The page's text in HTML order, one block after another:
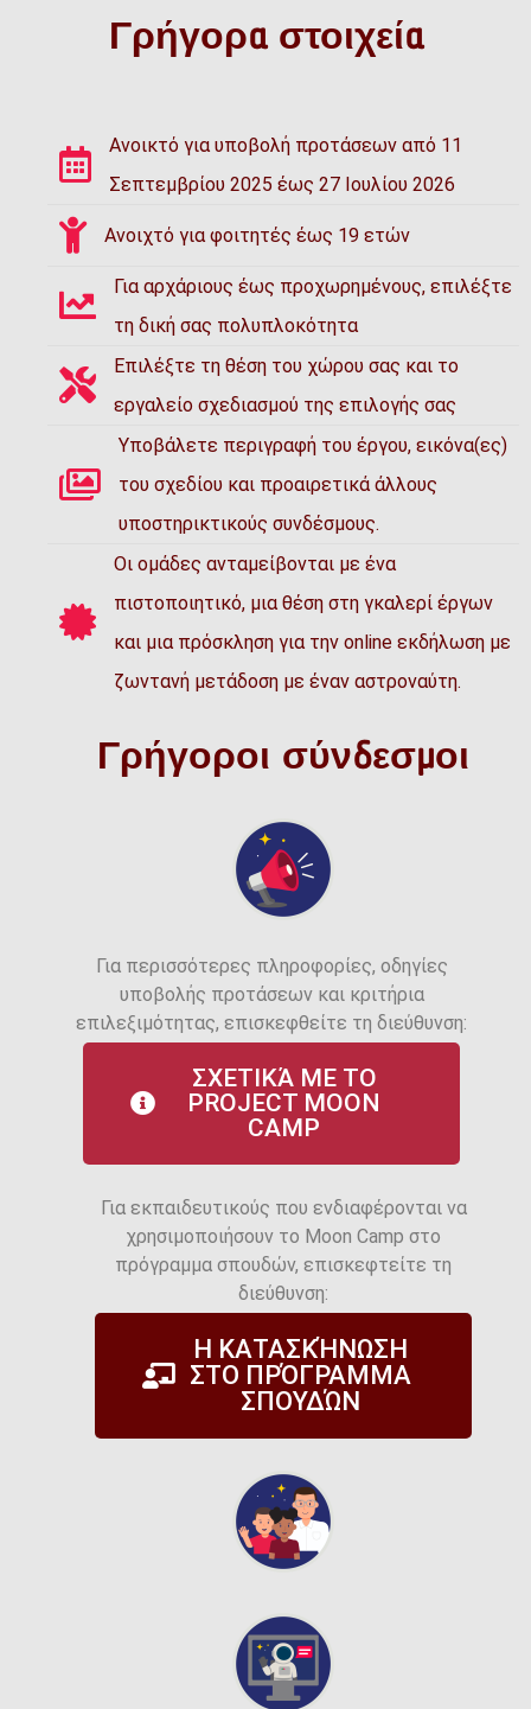
Γρήγορα στοιχεία
Ανοικτό για υποβολή προτάσεων από 11
Σεπτεμβρίου 2025 έως 27 Ιουλίου 2026
Ανοιχτό για φοιτητές έως 19 ετών
Για αρχάριους έως προχωρημένους, επιλέξτε
τη δική σας πολυπλοκότητα
Επιλέξτε τη θέση του χώρου σας και το
εργαλείο σχεδιασμού της επιλογής σας
Υποβάλετε περιγραφή του έργου, εικόνα(ες)
του σχεδίου και προαιρετικά άλλους
υποστηρικτικούς συνδέσμους.
Οι ομάδες ανταμείβονται με ένα
πιστοποιητικό, μια θέση στη γκαλερί έργων
και μια πρόσκληση για την online εκδήλωση με
ζωντανή μετάδοση με έναν αστροναύτη.
Γρήγοροι σύνδεσμοι
Για περισσότερες πληροφορίες, οδηγίες
υποβολής προτάσεων και κριτήρια
επιλεξιμότητας, επισκεφθείτε τη διεύθυνση:
ΣΧΕΤΙΚΆ ΜΕ ΤΟ
PROJECT MOON
CAMP
Για εκπαιδευτικούς που ενδιαφέρονται να
χρησιμοποιήσουν το Moon Camp στο
πρόγραμμα σπουδών, επισκεφτείτε τη
διεύθυνση:
Η ΚΑΤΑΣΚΉΝΩΣΗ
ΣΤΟ ΠΡΌΓΡΑΜΜΑ
ΣΠΟΥΔΏΝ